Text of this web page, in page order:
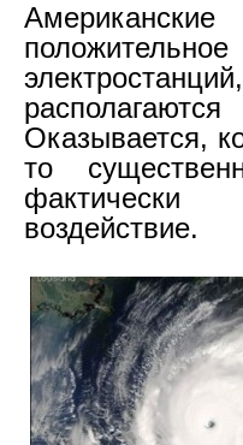
Оказывается,
то
фактически
воздействие.